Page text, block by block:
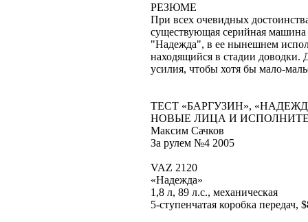
РЕЗЮМЕ
При всех очевидных
существующая серийная
"Надежда", в ее нынешнем
находящийся в стадии доводки.
усилия, чтобы хотя бы мало-
ТЕСТ «БАРГУЗИН»,
НОВЫЕ ЛИЦА И
Максим Сачков
За рулем №4 2005
VAZ 2120
«Надежда»
1,8 л, 89 л.с., механическая
5-ступенчатая коробка передач,